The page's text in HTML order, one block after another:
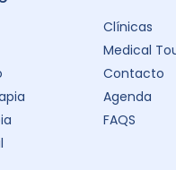
Clínicas
Medical
Contacto
Agenda
FAQS